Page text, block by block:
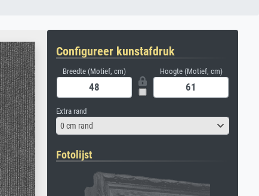
Configureer kunstafdruk
Breedte (Motief, cm) Hoogte (Motief, cm)
Extra rand
0 cm rand
Fotolijst